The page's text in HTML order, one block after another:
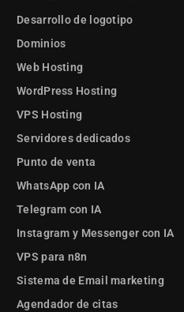
Desarrollo de logotipo
Dominios
Web Hosting
WordPress Hosting
VPS Hosting
Servidores dedicados
Punto de venta
WhatsApp con IA
Telegram con IA
Instagram y Messenger con IA
VPS para n8n
Sistema de Email marketing
Agendador de citas